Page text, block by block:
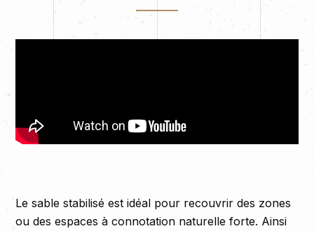
Le sable stabilisé est idéal pour recouvrir des zones
ou des espaces à connotation naturelle forte. Ainsi